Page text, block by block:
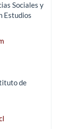
Sociales y
Estudios
de